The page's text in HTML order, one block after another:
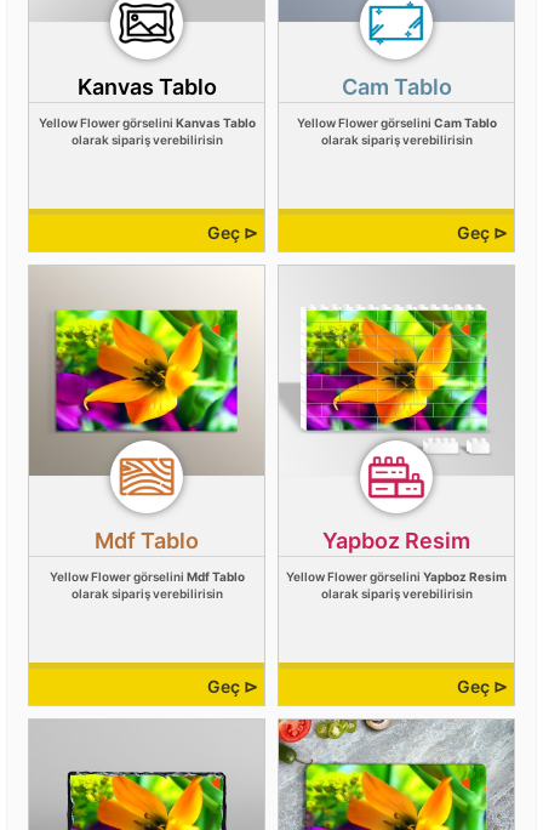
Kanvas Tablo
Yellow Flower görselini Kanvas Tablo
olarak sipariş verebilirisin
Geç ⊳
Cam Tablo
Yellow Flower görselini Cam Tablo
olarak sipariş verebilirisin
Geç ⊳
Mdf Tablo
Yellow Flower görselini Mdf Tablo
olarak sipariş verebilirisin
Geç ⊳
Yapboz Resim
Yellow Flower görselini Yapboz Resim
olarak sipariş verebilirisin
Geç ⊳